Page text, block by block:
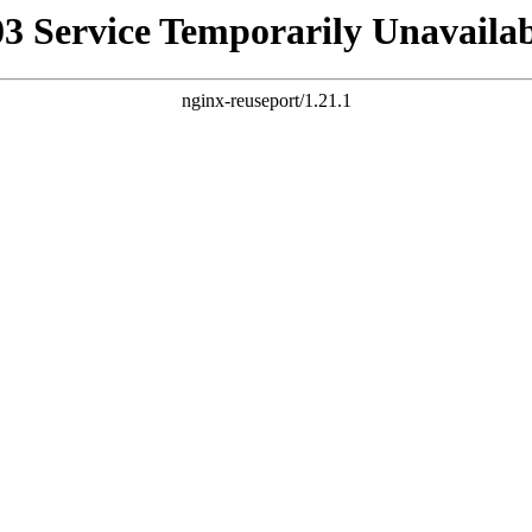
Service Temporarily
nginx-reuseport/1.21.1